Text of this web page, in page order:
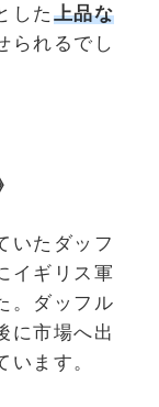
した 上品な
られるでし
いたダッフ
イギリス軍
。ダッフル
に市場へ出
ます。